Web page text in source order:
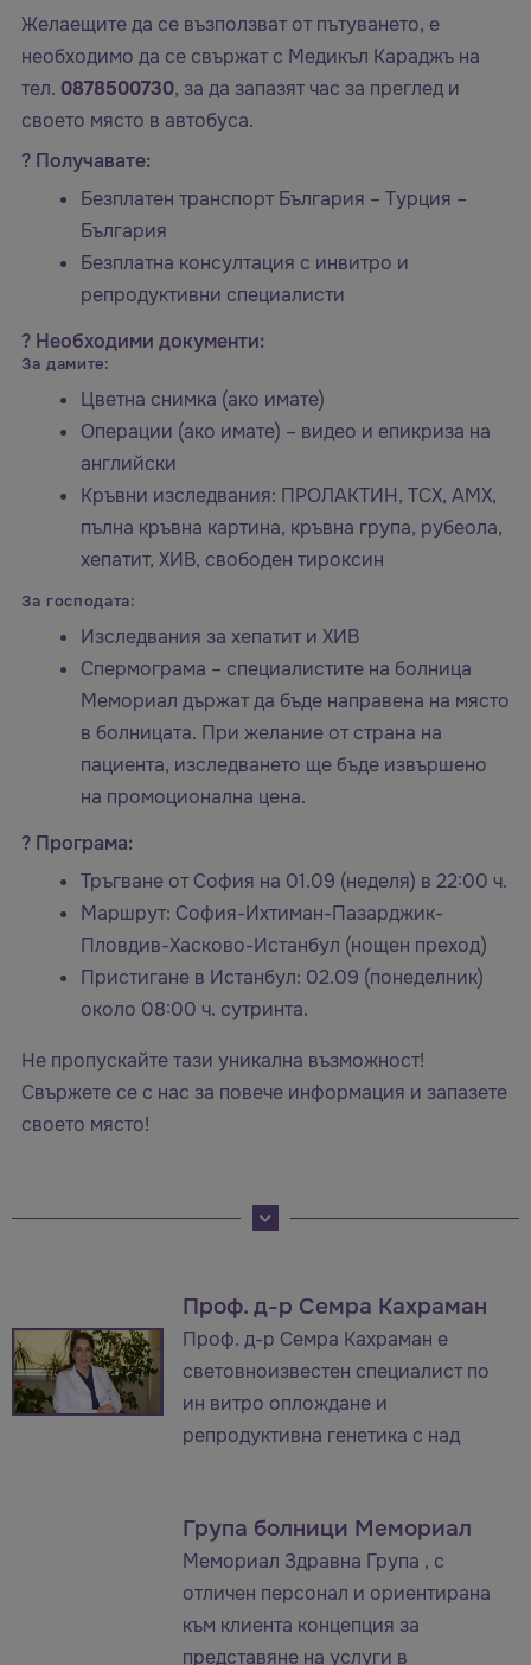
Желаещите да се възползват от пътуването, е
необходимо да се свържат с Медикъл Караджъ на
тел. 0878500730, за да запазят час за преглед и
своето място в автобуса.
? Получавате:
Безплатен транспорт България – Турция –
България
Безплатна консултация с инвитро и
репродуктивни специалисти
? Необходими документи:
За дамите:
Цветна снимка (ако имате)
Операции (ако имате) – видео и епикриза на
английски
Кръвни изследвания: ПРОЛАКТИН, ТСХ, АМХ,
пълна кръвна картина, кръвна група, рубеола,
хепатит, ХИВ, свободен тироксин
За господата:
Изследвания за хепатит и ХИВ
Спермограма – специалистите на болница
Мемориал държат да бъде направена на място
в болницата. При желание от страна на
пациента, изследването ще бъде извършено
на промоционална цена.
? Програма:
Тръгване от София на 01.09 (неделя) в 22:00 ч.
Маршрут: София-Ихтиман-Пазарджик-
Пловдив-Хасково-Истанбул (нощен преход)
Пристигане в Истанбул: 02.09 (понеделник)
около 08:00 ч. сутринта.
Не пропускайте тази уникална възможност!
Свържете се с нас за повече информация и запазете
своето място!
Проф. д-р Семра Кахраман
Проф. д-р Семра Кахраман е
световноизвестен специалист по
ин витро оплождане и
репродуктивна генетика с над
Група болници Мемориал
Meмориал Здравна Група , с
отличен персонал и ориентирана
към клиента концепция за
представяне на услуги в